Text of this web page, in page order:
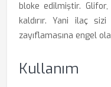
bloke edilmiştir.
kaldırır. Yani ilaç
zayıflamasına engel
Kullanım